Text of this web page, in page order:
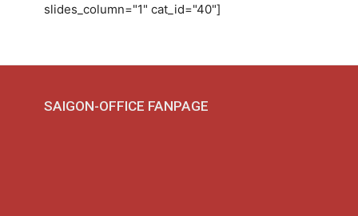
slides_column="1" cat_id="40"]
SAIGON-OFFICE FANPAGE